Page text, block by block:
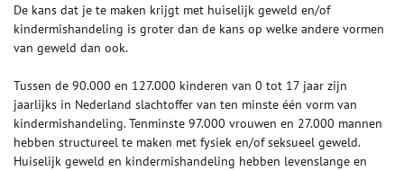
De kans dat je te maken krijgt met huiselijk geweld en/of
kindermishandeling is groter dan de kans op welke andere vormen
van geweld dan ook.
Tussen de 90.000 en 127.000 kinderen van 0 tot 17 jaar zijn
jaarlijks in Nederland slachtoffer van ten minste één vorm van
kindermishandeling. Tenminste 97.000 vrouwen en 27.000 mannen
hebben structureel te maken met fysiek en/of seksueel geweld.
Huiselijk geweld en kindermishandeling hebben levenslange en